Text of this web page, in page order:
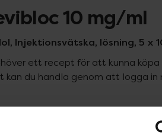
10 mg/ml
Injektionsvätska, lösning, 5 x
ett recept för att kunna
kan du handla genom att logga in
Pris med
Högkostnadsskyddet